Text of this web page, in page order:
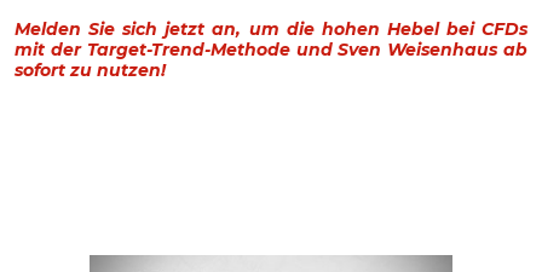
Melden Sie sich jetzt an, um die hohen Hebel bei CFDs
mit der Target-Trend-Methode und Sven Weisenhaus ab
sofort zu nutzen!